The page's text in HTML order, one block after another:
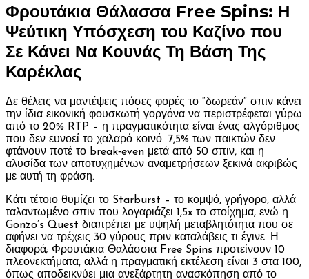
Φρουτάκια Θάλασσα Free Spins: Η
Ψεύτικη Υπόσχεση του Καζίνο που
Σε Κάνει Να Κουνάς Τη Βάση Της
Καρέκλας
Δε θέλεις να μαντέψεις πόσες φορές το “δωρεάν” σπιν κάνει
την ίδια εικονική φουσκωτή γοργόνα να περιστρέφεται γύρω
από το 20% RTP – η πραγματικότητα είναι ένας αλγόριθμος
που δεν ευνοεί το χαλαρό κοινό. 7,5% των παικτών δεν
φτάνουν ποτέ το break‑even μετά από 50 σπιν, και η
αλυσίδα των αποτυχημένων αναμετρήσεων ξεκινά ακριβώς
με αυτή τη φράση.
Κάτι τέτοιο θυμίζει το Starburst – το κομψό, γρήγορο, αλλά
ταλαντωμένο σπιν που λογαριάζει 1,5x το στοίχημα, ενώ η
Gonzo’s Quest διαπρέπει με υψηλή μεταβλητότητα που σε
αφήνει να τρέχεις 30 γύρους πριν καταλάβεις τι έγινε. Η
διαφορά; Φρουτάκια Θαλάσσια Free Spins προτείνουν 10
πλεονεκτήματα, αλλά η πραγματική εκτέλεση είναι 3 στα 100,
όπως αποδεικνύει μια ανεξάρτητη ανασκόπηση από το